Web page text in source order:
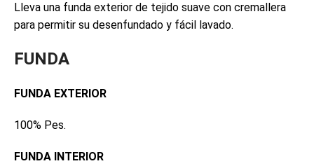
Lleva una funda exterior de tejido suave con cremallera
para permitir su desenfundado y fácil lavado.
FUNDA
FUNDA EXTERIOR
100% Pes.
FUNDA INTERIOR